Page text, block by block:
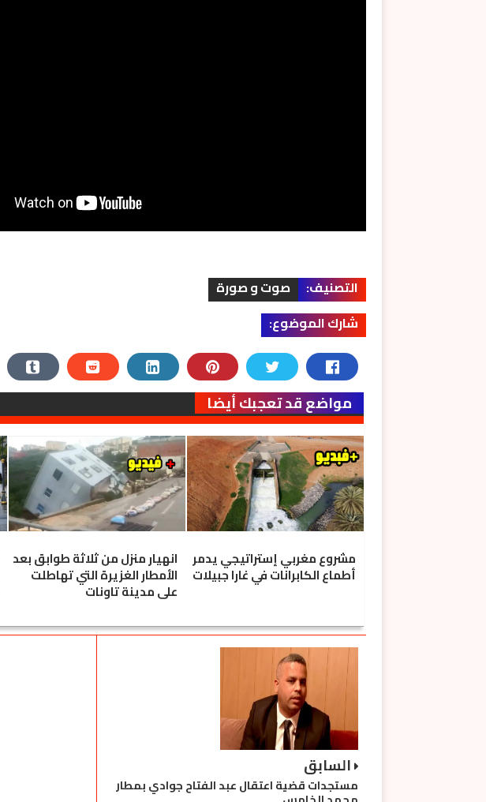
التصنيف:
صوت و صورة
شارك الموضوع:
مواضع قد تعجبك أيضا
مشروع مغربي إستراتيجي يدمر
أطماع الكابرانات في غارا جبيلات
انهيار منزل من ثلاثة طوابق بعد
الأمطار الغزيرة التي تهاطلت
على مدينة تاونات
السابق
مستجدات قضية اعتقال عبد الفتاح جوادي بمطار